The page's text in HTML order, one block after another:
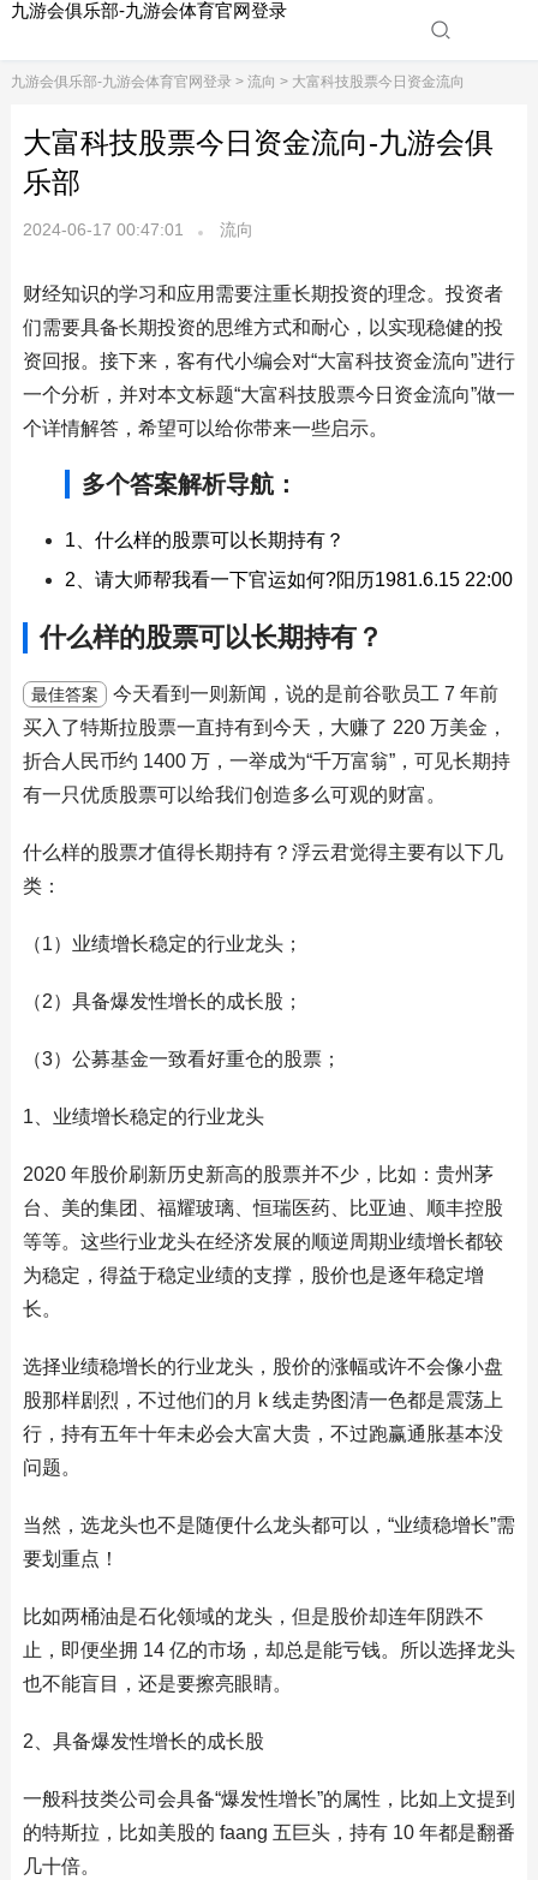
九游会俱乐部-九游会体育官网登录
九游会俱乐部-九游会体育官网登录> 流向 > 大富科技股票今日资金流向
大富科技股票今日资金流向-九游会俱
乐部
2024-06-17 00:47:01 流向
财经知识的学习和应用需要注重长期投资的理念。投资者
们需要具备长期投资的思维方式和耐心，以实现稳健的投
资回报。接下来，客有代小编会对“大富科技资金流向”进行
一个分析，并对本文标题“大富科技股票今日资金流向”做一
个详情解答，希望可以给你带来一些启示。
多个答案解析导航：
1、什么样的股票可以长期持有？
2、请大师帮我看一下官运如何?阳历1981.6.15 22:00
什么样的股票可以长期持有？
最佳答案
今天看到一则新闻，说的是前谷歌员工 7 年前
买入了特斯拉股票一直持有到今天，大赚了 220 万美金，
折合人民币约 1400 万，一举成为“千万富翁”，可见长期持
有一只优质股票可以给我们创造多么可观的财富。
什么样的股票才值得长期持有？浮云君觉得主要有以下几
类：
（1）业绩增长稳定的行业龙头；
（2）具备爆发性增长的成长股；
（3）公募基金一致看好重仓的股票；
1、业绩增长稳定的行业龙头
2020 年股价刷新历史新高的股票并不少，比如：贵州茅
台、美的集团、福耀玻璃、恒瑞医药、比亚迪、顺丰控股
等等。这些行业龙头在经济发展的顺逆周期业绩增长都较
为稳定，得益于稳定业绩的支撑，股价也是逐年稳定增
长。
选择业绩稳增长的行业龙头，股价的涨幅或许不会像小盘
股那样剧烈，不过他们的月 k 线走势图清一色都是震荡上
行，持有五年十年未必会大富大贵，不过跑赢通胀基本没
问题。
当然，选龙头也不是随便什么龙头都可以，“业绩稳增长”需
要划重点！
比如两桶油是石化领域的龙头，但是股价却连年阴跌不
止，即便坐拥 14 亿的市场，却总是能亏钱。所以选择龙头
也不能盲目，还是要擦亮眼睛。
2、具备爆发性增长的成长股
一般科技类公司会具备“爆发性增长”的属性，比如上文提到
的特斯拉，比如美股的 faang 五巨头，持有 10 年都是翻番
几十倍。